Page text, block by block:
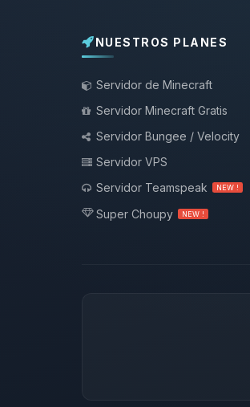
NUESTROS PLANES
Servidor de Minecraft
Servidor Minecraft Gratis
Servidor Bungee / Velocity
Servidor VPS
Servidor Teamspeak
NEW !
Super Choupy NEW !